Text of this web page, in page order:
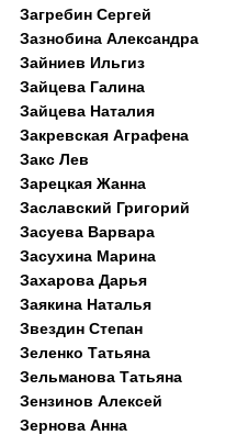
Загребин Сергей
Зазнобина Александра
Зайниев Ильгиз
Зайцева Галина
Зайцева Наталия
Закревская Аграфена
Закс Лев
Зарецкая Жанна
Заславский Григорий
Засуева Варвара
Засухина Марина
Захарова Дарья
Заякина Наталья
Звездин Степан
Зеленко Татьяна
Зельманова Татьяна
Зензинов Алексей
Зернова Анна